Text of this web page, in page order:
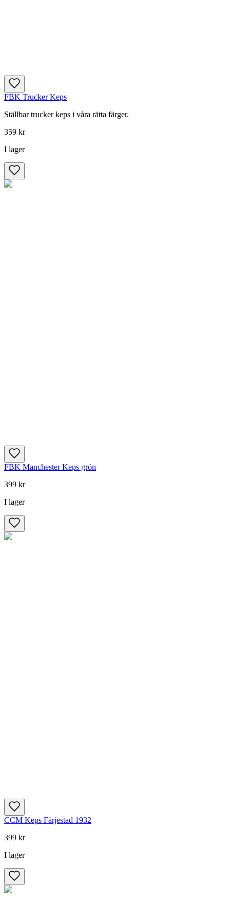
FBK Trucker Keps
Ställbar trucker keps i våra rätta färger.
359 kr
I lager
FBK Manchester Keps grön
399 kr
I lager
CCM Keps Färjestad 1932
399 kr
I lager